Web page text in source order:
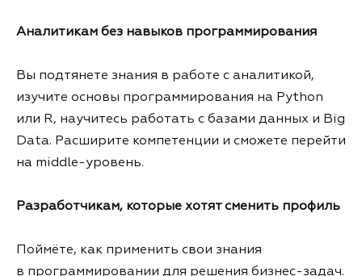
Аналитикам без навыков программирования
Вы подтянете знания в работе с аналитикой,
изучите основы программирования на Python
или R, научитесь работать с базами данных и Big
Data. Расширите компетенции и сможете перейти
на middle-уровень.
Разработчикам, которые хотят сменить профиль
Поймёте, как применить свои знания
в программировании для решения бизнес-задач.